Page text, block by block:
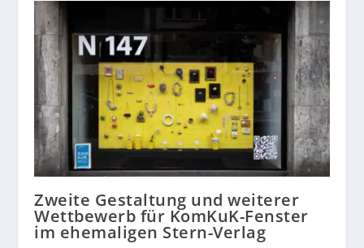
Zweite Gestaltung und weiterer
Wettbewerb für KomKuK-Fenster
im ehemaligen Stern-Verlag